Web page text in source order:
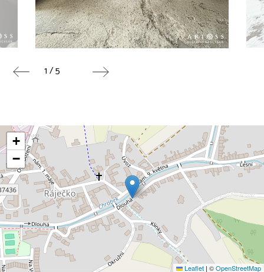
1 / 5
+
−
Leaflet | ©OpenStreetMap